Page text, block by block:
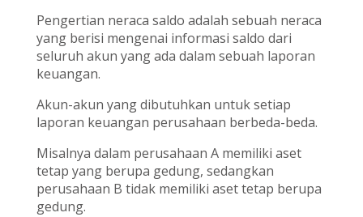
Pengertian neraca saldo adalah sebuah neraca
yang berisi mengenai informasi saldo dari
seluruh akun yang ada dalam sebuah laporan
keuangan.
Akun-akun yang dibutuhkan untuk setiap
laporan keuangan perusahaan berbeda-beda.
Misalnya dalam perusahaan A memiliki aset
tetap yang berupa gedung, sedangkan
perusahaan B tidak memiliki aset tetap berupa
gedung.